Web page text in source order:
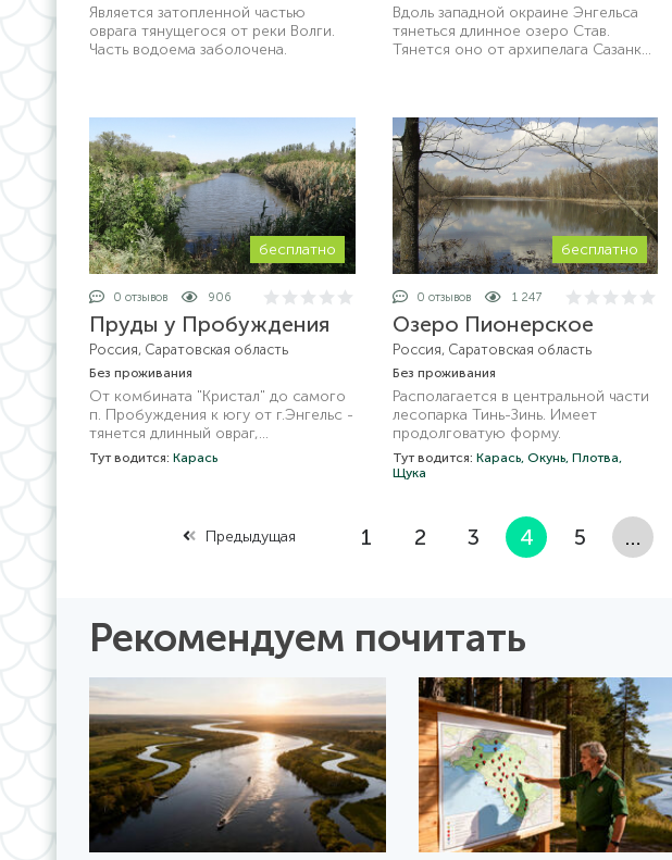
Является затопленной частью
оврага тянущегося от реки Волги.
Часть водоема заболочена.
Вдоль западной окраине Энгельса
тянеться длинное озеро Став.
Тянется оно от архипелага Сазанка
бесплатно
0 отзывов 906
Пруды у Пробуждения
Россия, Саратовская область
Без проживания
От комбината "Кристал" до самого
п. Пробуждения к югу от г.Энгельс -
тянется длинный овраг,
заполненный водой
Тут водится: Карась
бесплатно
0 отзывов 1 247
Озеро Пионерское
Россия, Саратовская область
Без проживания
Располагается в центральной части
лесопарка Тинь-Зинь. Имеет
продолговатую форму.
Тут водится: Карась, Окунь, Плотва,
Щука
Предыдущая 1 2 3 4 5 …
Рекомендуем почитать